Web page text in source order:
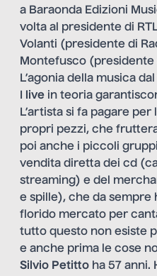
a Baraonda Edizioni
volta al presidente di
Volanti (presidente di
Montefusco (presidente
L’agonia della musica
live in teoria
L’artista si fa pagare
propri pezzi, che
poi anche i piccoli
vendita diretta dei cd
streaming) e del
e spille), che da sempre
florido mercato per
tutto questo non esiste
e anche prima le cose
Silvio Petitto ha 57 anni.